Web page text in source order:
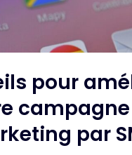
pour
par